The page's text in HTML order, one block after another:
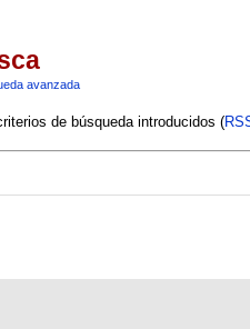
avanzada
de búsqueda introducidos (